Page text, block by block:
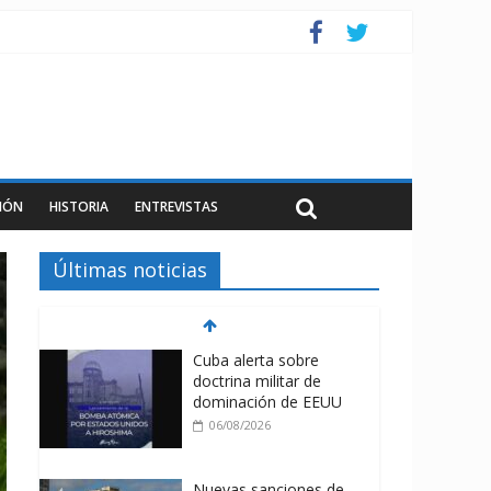
HISTORIA ENTREVISTAS
Últimas noticias
Cuba alerta sobre
doctrina militar de
dominación de EEUU
06/08/2026